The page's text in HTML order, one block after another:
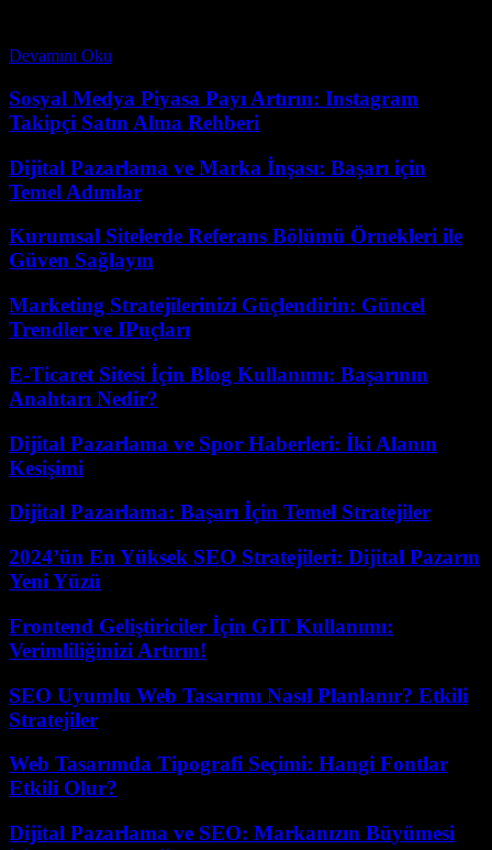
Devamını Oku
Sosyal Medya Piyasa Payı Artırın: Instagram
Takipçi Satın Alma Rehberi
Dijital Pazarlama ve Marka İnşası: Başarı için
Temel Adımlar
Kurumsal Sitelerde Referans Bölümü Örnekleri ile
Güven Sağlayın
Marketing Stratejilerinizi Güçlendirin: Güncel
Trendler ve IPuçları
E-Ticaret Sitesi İçin Blog Kullanımı: Başarının
Anahtarı Nedir?
Dijital Pazarlama ve Spor Haberleri: İki Alanın
Kesişimi
Dijital Pazarlama: Başarı İçin Temel Stratejiler
2024’ün En Yüksek SEO Stratejileri: Dijital Pazarın
Yeni Yüzü
Frontend Geliştiriciler İçin GIT Kullanımı:
Verimliliğinizi Artırın!
SEO Uyumlu Web Tasarımı Nasıl Planlanır? Etkili
Stratejiler
Web Tasarımda Tipografi Seçimi: Hangi Fontlar
Etkili Olur?
Dijital Pazarlama ve SEO: Markanızın Büyümesi